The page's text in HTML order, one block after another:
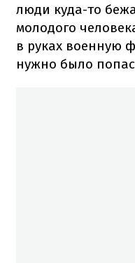
люди куда-то
молодого
в руках военную
нужно было